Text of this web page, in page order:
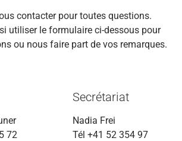
contacter pour toutes questions.
utiliser le formulaire ci-dessous pour
ou nous faire part de vos remarques.
72
Secrétariat
Nadia Frei
Tél +41 52 354 97